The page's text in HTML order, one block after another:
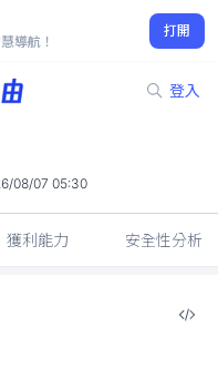
導航！
打開
登入
08/07 05:30
獲利能力 安全性分析